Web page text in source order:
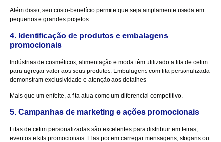
Além disso, seu custo-benefício permite que seja amplamente usada em
pequenos e grandes projetos.
4. Identificação de produtos e embalagens
promocionais
Indústrias de cosméticos, alimentação e moda têm utilizado a fita de cetim
para agregar valor aos seus produtos. Embalagens com fita personalizada
demonstram exclusividade e atenção aos detalhes.
Mais que um enfeite, a fita atua como um diferencial competitivo.
5. Campanhas de marketing e ações promocionais
Fitas de cetim personalizadas são excelentes para distribuir em feiras,
eventos e kits promocionais. Elas podem carregar mensagens, slogans ou